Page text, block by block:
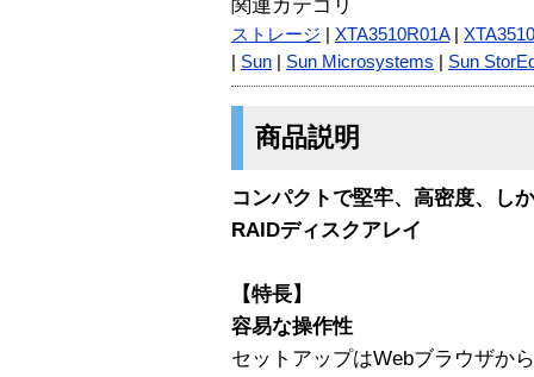
関連カテゴリ
ストレージ XTA3510R01A|
Sun Sun Microsystems Sun
商品説明
コンパクトで堅牢、高密度、し
RAIDディスクアレイ
【特長】
容易な操作性
セットアップはWebブラウザか